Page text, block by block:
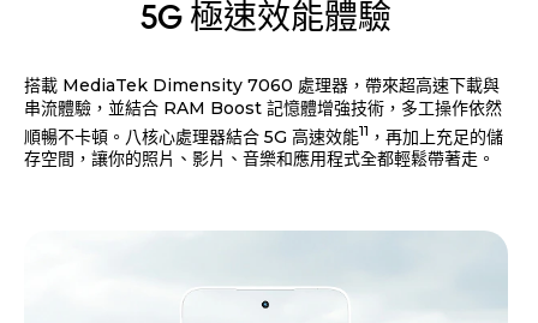
5G 極速效能體驗
搭載 MediaTek Dimensity 7060 處理器，帶來超高速下載與
串流體驗，並結合 RAM Boost 記憶體增強技術，多工操作依然
順暢不卡頓。八核心處理器結合 5G 高速效能11 ，再加上充足的儲
存空間，讓你的照片、影片、音樂和應用程式全都輕鬆帶著走。